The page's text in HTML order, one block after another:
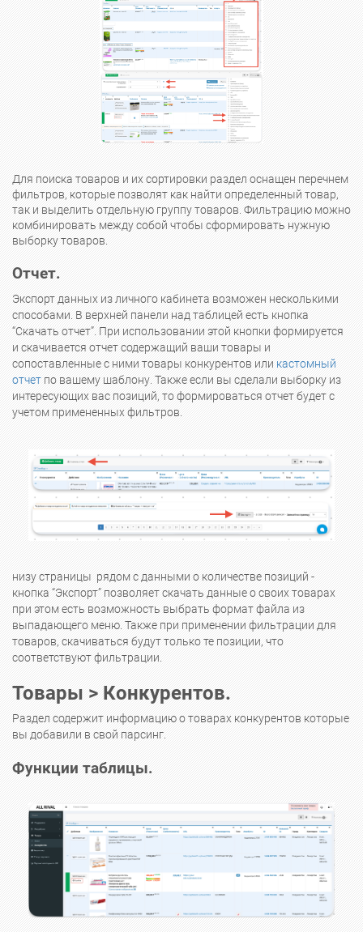
Для поиска товаров и их сортировки раздел оснащен перечнем
фильтров, которые позволят как найти определенный товар,
так и выделить отдельную группу товаров. Фильтрацию можно
комбинировать между собой чтобы сформировать нужную
выборку товаров.
Отчет.
Экспорт данных из личного кабинета возможен несколькими
способами. В верхней панели над таблицей есть кнопка
“Скачать отчет”. При использовании этой кнопки формируется
и скачивается отчет содержащий ваши товары и
сопоставленные с ними товары конкурентов или кастомный
отчет по вашему шаблону. Также если вы сделали выборку из
интересующих вас позиций, то формироваться отчет будет с
учетом примененных фильтров.
низу страницы рядом с данными о количестве позиций -
кнопка “Экспорт” позволяет скачать данные о своих товарах
при этом есть возможность выбрать формат файла из
выпадающего меню. Также при применении фильтрации для
товаров, скачиваться будут только те позиции, что
соответствуют фильтрации.
Товары > Конкурентов.
Раздел содержит информацию о товарах конкурентов которые
вы добавили в свой парсинг.
Функции таблицы.